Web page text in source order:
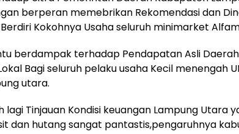
berperan memebrikan Rekomendasi dan
Kokohnya Usaha seluruh minimarket
berdampak terhadap Pendapatan Asli
Bagi seluruh pelaku usaha Kecil menengah
utara.
lagi Tinjauan Kondisi keuangan Lampung Utara
dan hutang sangat pantastis,pengaruhnya